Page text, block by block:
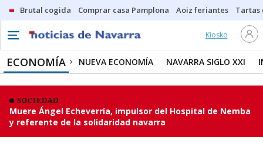
Brutal cogida Comprar casa Pamplona Aoiz feriantes Tartas
Kiosko
ECONOMÍA NUEVA ECONOMÍA NAVARRA SIGLO XXI
SOCIEDAD
Muere Ángel Echeverría, impulsor del Hospital de Nemba
y referente de la solidaridad navarra